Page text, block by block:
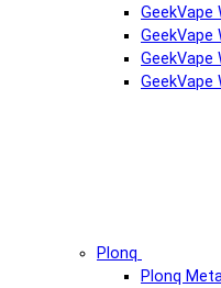
GeekVape
GeekVape
GeekVape
GeekVape
Plonq
Plonq